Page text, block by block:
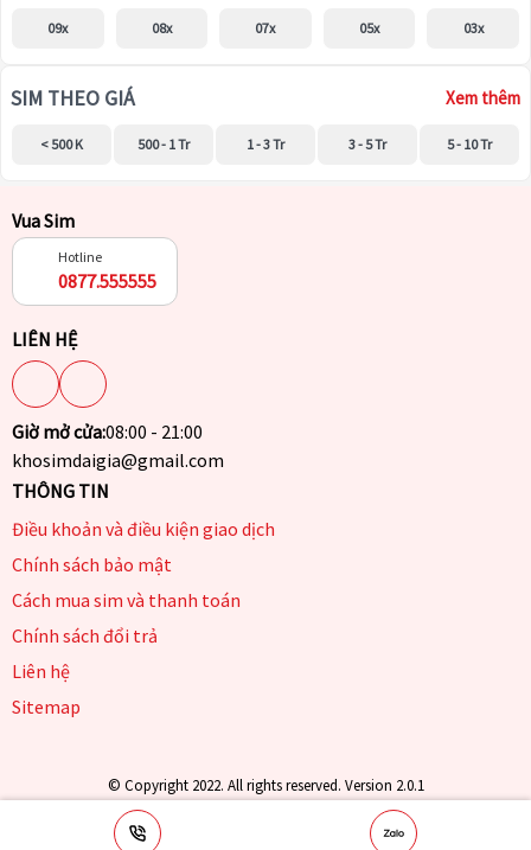
09x 08x 07x 05x 03x
SIM THEO GIÁ Xem thêm
< 500 K 500 - 1 Tr 1 - 3 Tr 3 - 5 Tr 5 - 10 Tr
Vua Sim
Hotline
0877.555555
LIÊN HỆ
Giờ mở cửa:08:00 - 21:00
khosimdaigia@gmail.com
THÔNG TIN
Điều khoản và điều kiện giao dịch
Chính sách bảo mật
Cách mua sim và thanh toán
Chính sách đổi trả
Liên hệ
Sitemap
© Copyright 2022. All rights reserved. Version 2.0.1